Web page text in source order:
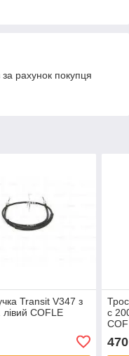
рахунок покупця
Transit V347 з
COFLE
с
470